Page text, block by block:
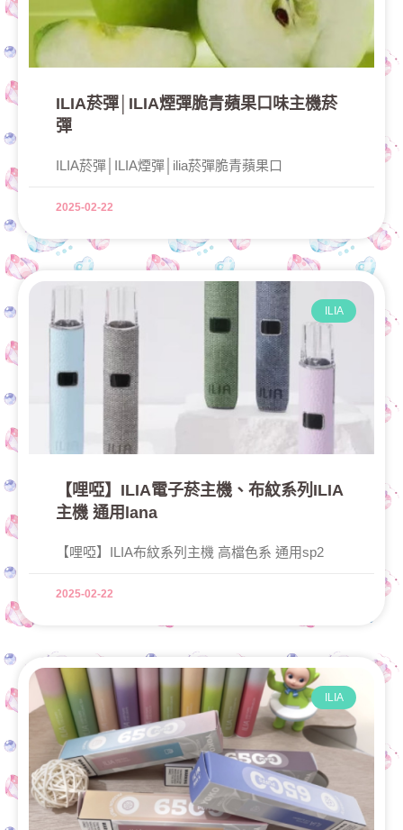
ILIA菸彈│ILIA煙彈脆青蘋果口味主機菸
彈
ILIA菸彈│ILIA煙彈│ilia菸彈脆青蘋果口
2025-02-22
ILIA
【哩啞】ILIA電子菸主機、布紋系列ILIA
主機 通用lana
【哩啞】ILIA布紋系列主機 高檔色系 通用sp2
2025-02-22
ILIA